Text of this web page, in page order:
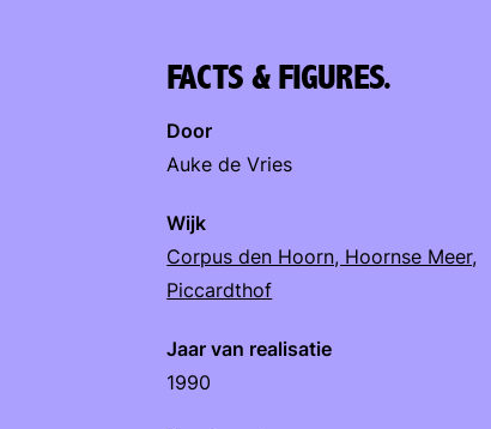
FACTS & FIGURES.
Door
Auke de Vries
Wijk
Corpus den Hoorn, Hoornse Meer,
Piccardthof
Jaar van realisatie
1990